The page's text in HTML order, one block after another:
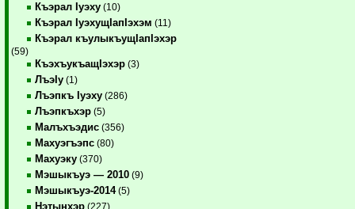
Къэрал Iуэху (10)
Къэрал IуэхущIапIэхэм (11)
Къэрал къулыкъущIапIэхэр
(59)
КъэхъукъащIэхэр (3)
ЛъэIу (1)
Лъэпкъ Iуэху (286)
Лъэпкъхэр (5)
Малъхъэдис (356)
Махуэгъэпс (80)
Махуэку (370)
Мэшыкъуэ — 2010 (9)
Мэшыкъуэ-2014(5)
Нэтынхэр (227)